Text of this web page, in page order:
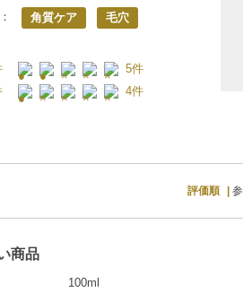
角質ケア
毛穴
5件
4件
評価順
商品
100ml